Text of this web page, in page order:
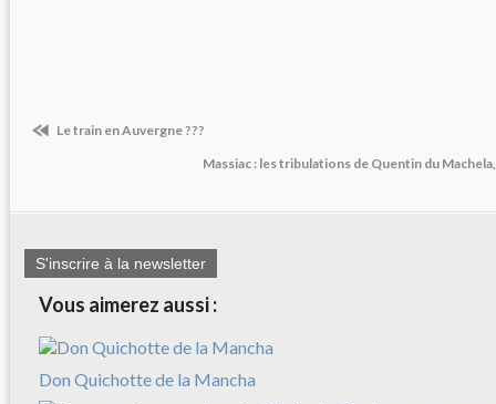
Le train en Auvergne ???
Massiac : les tribulations de Quentin du
S'inscrire à la newsletter
Vous aimerez aussi :
Don Quichotte de la Mancha